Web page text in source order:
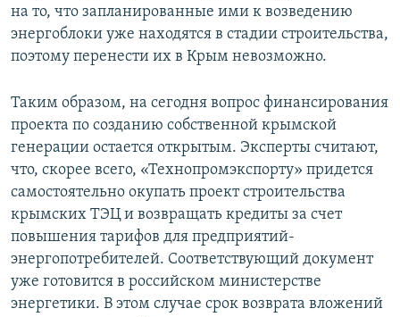
на то, что запланированные ими к возведению
энергоблоки уже находятся в стадии строительства,
поэтому перенести их в Крым невозможно.
Таким образом, на сегодня вопрос финансирования
проекта по созданию собственной крымской
генерации остается открытым. Эксперты считают,
что, скорее всего, «Технопромэкспорту» придется
самостоятельно окупать проект строительства
крымских ТЭЦ и возвращать кредиты за счет
повышения тарифов для предприятий-
энергопотребителей. Соответствующий документ
уже готовится в российском министерстве
энергетики. В этом случае срок возврата вложений